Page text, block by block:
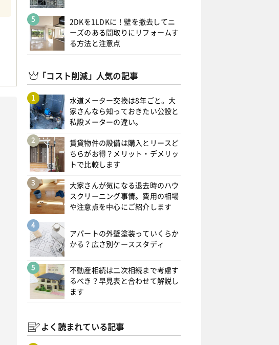
5
2DKを1LDKに！壁を撤去してニ
ーズのある間取りにリフォームす
る方法と注意点
「コスト削減」人気の記事
1
水道メーター交換は8年ごと。大
家さんなら知っておきたい公設と
私設メーターの違い。
2
賃貸物件の設備は購入とリースど
ちらがお得？メリット・デメリッ
トで比較します
3
大家さんが気になる退去時のハウ
スクリーニング事情。費用の相場
や注意点を中心にご紹介します
4
アパートの外壁塗装っていくらか
かる？広さ別ケーススタディ
5
不動産相続は二次相続まで考慮す
るべき？早見表と合わせて解説し
ます
よく読まれている記事